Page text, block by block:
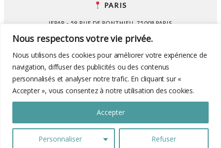
Nous respectons votre vie privée.
Nous utilisons des cookies pour améliorer votre expérience de
navigation, diffuser des publicités ou des contenus
personnalisés et analyser notre trafic. En cliquant sur «
Accepter », vous consentez à notre utilisation des cookies.
Personnaliser Refuser
Accepter
PARIS
IFPAR - 59 RUE DE PONTHIEU, 75008 PARIS
UNIQUEMENT SUR RÉPONDEUR. N'HÉSITEZ PAS À LAISSER UN
CONTACT
QUESTIONS FRÉQUENTES
FORMATION À LA PSYCHANALYSE
RÉSERVER UNE TÉLÉCONSULTATION AU 0240290511
BRENDAN AUBRY, PSYCHANALYSTE ET PSYCHOTHÉRAPEUTE À
RÉALISÉ PAR ROMAIN KERSULEC PROPHOTO BLOGSITE